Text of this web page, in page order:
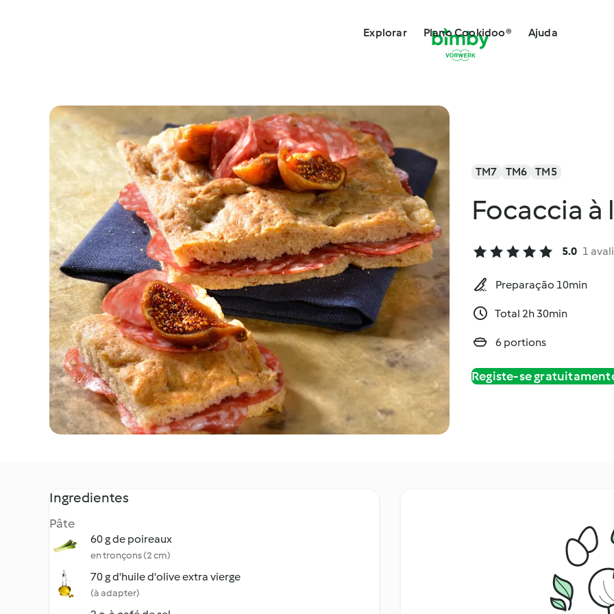
Explorar Plano Cookidoo® Ajuda
TM7 TM6 TM5
Focaccia
5.0 1
Preparação 10min
Total 2h 30min
6 portions
Registe-se
Ingredientes
Pâte
60 g de poireaux
en tronçons (2 cm)
70 g d'huile d'olive extra vierge
(à adapter)